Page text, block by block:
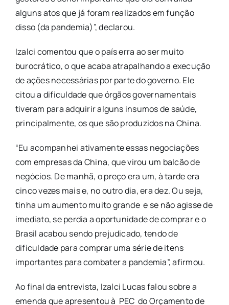
alguns atos que já foram realizados em função
disso (da pandemia)”, declarou.
Izalci comentou que o país erra ao ser muito
burocrático, o que acaba atrapalhando a execução
de ações necessárias por parte do governo. Ele
citou a dificuldade que órgãos governamentais
tiveram para adquirir alguns insumos de saúde,
principalmente, os que são produzidos na China.
“Eu acompanhei ativamente essas negociações
com empresas da China, que virou um balcão de
negócios. De manhã, o preço era um, à tarde era
cinco vezes mais e, no outro dia, era dez. Ou seja,
tinha um aumento muito grande e se não agisse de
imediato, se perdia a oportunidade de comprar e o
Brasil acabou sendo prejudicado, tendo de
dificuldade para comprar uma série de itens
importantes para combater a pandemia”, afirmou.
Ao final da entrevista, Izalci Lucas falou sobre a
emenda que apresentou à PEC do Orçamento de